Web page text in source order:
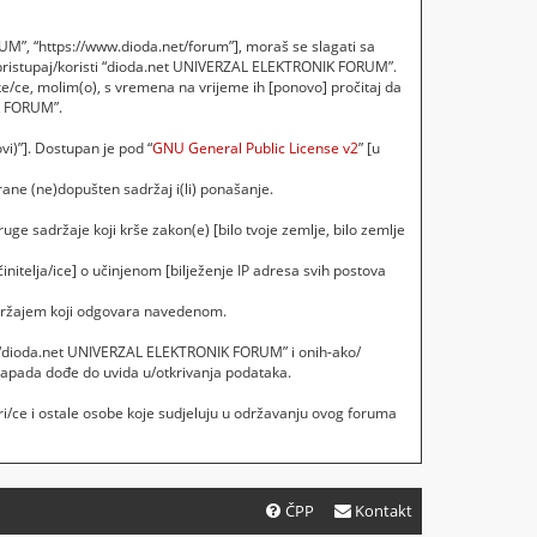
“https://www.dioda.net/forum”], moraš se slagati sa
koristi “dioda.net UNIVERZAL ELEKTRONIK FORUM”.
ce, molim(o), s vremena na vrijeme ih [ponovo] pročitaj da
Dostupan je pod “GNU General Public License v2” [u
(ne)dopušten sadržaj i(li) ponašanje.
sadržaje koji krše zakon(e) [bilo tvoje zemlje, bilo zemlje
ice] o učinjenom [bilježenje IP adresa svih postova
koji odgovara navedenom.
UNIVERZAL ELEKTRONIK FORUM” i onih-ako/
dođe do uvida u/otkrivanja podataka.
i ostale osobe koje sudjeluju u održavanju ovog foruma
Kontakt
ČPP